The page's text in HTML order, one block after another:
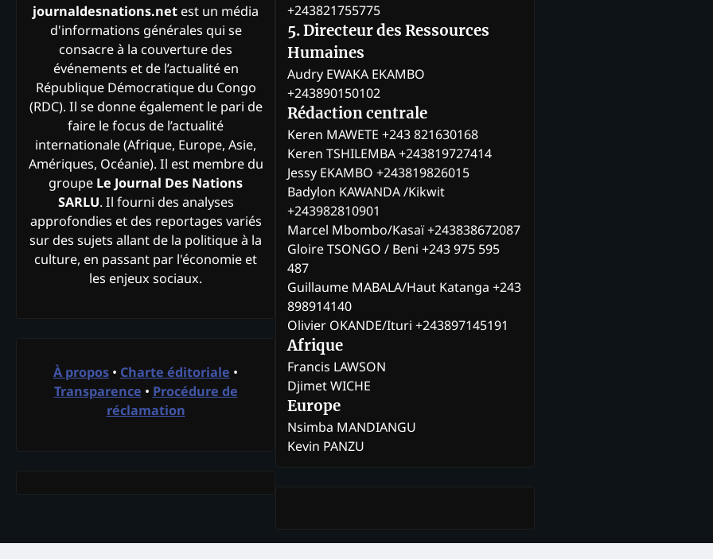
journaldesnations.net est un média
d'informations générales qui se
consacre à la couverture des
événements et de l’actualité en
République Démocratique du Congo
(RDC). Il se donne également le pari de
faire le focus de l’actualité
internationale (Afrique, Europe, Asie,
Amériques, Océanie). Il est membre du
groupe Le Journal Des Nations
SARLU. Il fourni des analyses
approfondies et des reportages variés
sur des sujets allant de la politique à la
culture, en passant par l'économie et
les enjeux sociaux.
À propos • Charte éditoriale •
Transparence • Procédure de
réclamation
+243821755775
5. Directeur des Ressources
Humaines
Audry EWAKA EKAMBO
+243890150102
Rédaction centrale
Keren MAWETE +243 821630168
Keren TSHILEMBA +243819727414
Jessy EKAMBO +243819826015
Badylon KAWANDA /Kikwit
+243982810901
Marcel Mbombo/Kasaï +243838672087
Gloire TSONGO / Beni +243 975 595
487
Guillaume MABALA/Haut Katanga +243
898914140
Olivier OKANDE/Ituri +243897145191
Afrique
Francis LAWSON
Djimet WICHE
Europe
Nsimba MANDIANGU
Kevin PANZU